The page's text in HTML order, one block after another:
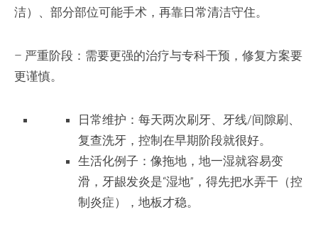
洁）、部分部位可能手术，再靠日常清洁守住。
– 严重阶段：需要更强的治疗与专科干预，修复方案要
更谨慎。
日常维护：每天两次刷牙、牙线/间隙刷、
复查洗牙，控制在早期阶段就很好。
生活化例子：像拖地，地一湿就容易变
滑，牙龈发炎是“湿地”，得先把水弄干（控
制炎症），地板才稳。